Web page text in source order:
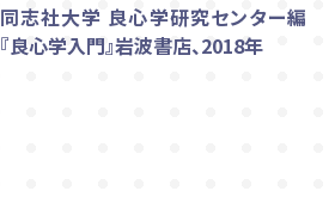
同志社大学 良心学研究センター編
『良心学入門』岩波書店、2018年